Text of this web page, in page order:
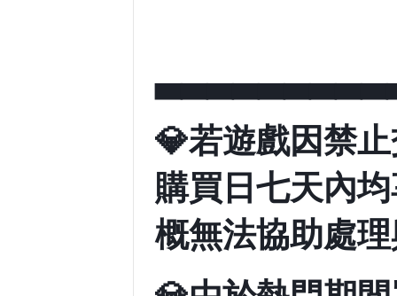
💎若遊戲因禁
購買日七天內
概無法協助處